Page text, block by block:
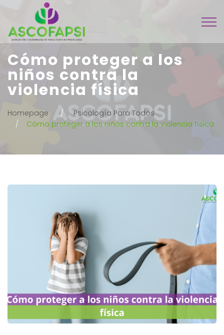
Cómo proteger a los
niños contra la
violencia física
Homepage
Psicología Para Todos
Cómo proteger a los niños contra la violencia física